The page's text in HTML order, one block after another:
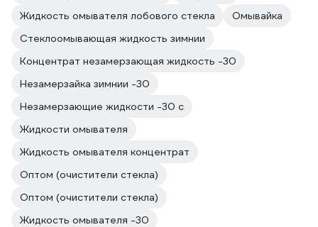
Жидкость омывателя лобового стекла
Омывайка
Стеклоомывающая жидкость зимнии
Концентрат незамерзающая жидкость -30
Незамерзайка зимнии -30
Незамерзающие жидкости -30 с
Жидкости омывателя
Жидкость омывателя концентрат
Оптом (очистители стекла)
Оптом (очистители стекла)
Жидкость омывателя -30